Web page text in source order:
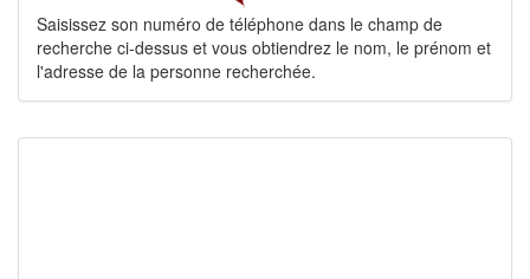
Saisissez son numéro de téléphone dans le champ de
recherche ci-dessus et vous obtiendrez le nom, le prénom et
l'adresse de la personne recherchée.